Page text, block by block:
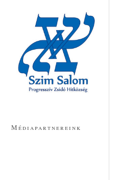
Médiapartnereink